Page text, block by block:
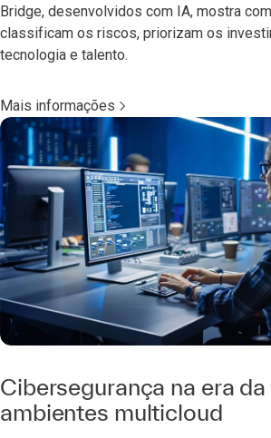
Bridge, desenvolvidos com IA, mostra
classificam os riscos, priorizam os
tecnologia e talento.
Mais informações
Cibersegurança na era da
ambientes multicloud